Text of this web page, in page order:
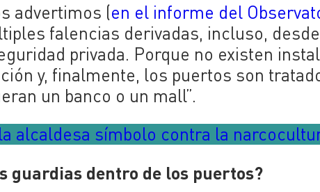
advertimos (en el informe del
falencias derivadas, incluso,
privada. Porque no existen
y, finalmente, los puertos son
un banco o un mall”.
alcaldesa símbolo contra la
guardias dentro de los puertos?